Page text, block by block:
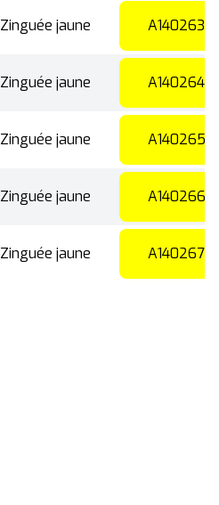
Zinguée jaune A140263
Zinguée jaune A140264
Zinguée jaune A140265
Zinguée jaune A140266
Zinguée jaune A140267